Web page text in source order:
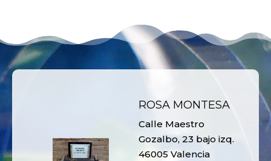
ROSA MONTESA
Calle Maestro
Gozalbo, 23 bajo izq.
46005 Valencia